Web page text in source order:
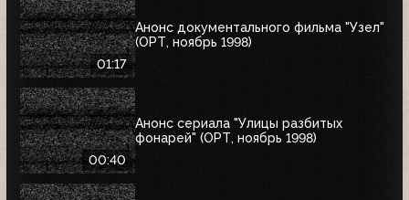
01:17
Анонс документального фильма "Узел"
(ОРТ, ноябрь 1998)
00:40
Анонс сериала "Улицы разбитых
фонарей" (ОРТ, ноябрь 1998)